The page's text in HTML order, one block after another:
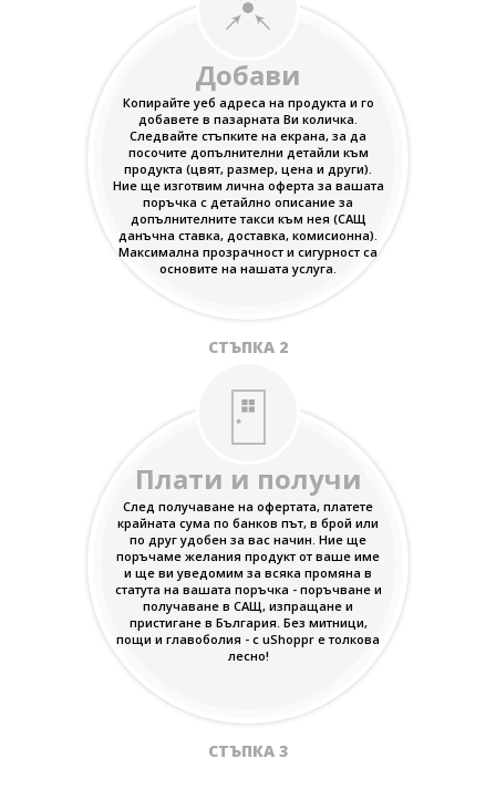
Добави
Копирайте уеб адреса на продукта и го
добавете в пазарната Ви количка.
Следвайте стъпките на екрана, за да
посочите допълнителни детайли към
продукта (цвят, размер, цена и други).
Ние ще изготвим лична оферта за вашата
поръчка с детайлно описание за
допълнителните такси към нея (САЩ
данъчна ставка, доставка, комисионна).
Максимална прозрачност и сигурност са
основите на нашата услуга.
СТЪПКА 2
Плати и получи
След получаване на офертата, платете
крайната сума по банков път, в брой или
по друг удобен за вас начин. Ние ще
поръчаме желания продукт от ваше име
и ще ви уведомим за всяка промяна в
статута на вашата поръчка - поръчване и
получаване в САЩ, изпращане и
пристигане в България. Без митници,
пощи и главоболия - с uShoppr е толкова
лесно!
СТЪПКА 3